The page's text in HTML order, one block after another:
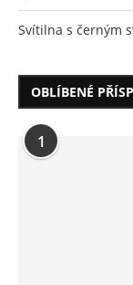
Svítilna s černým
OBLÍBENÉ
1